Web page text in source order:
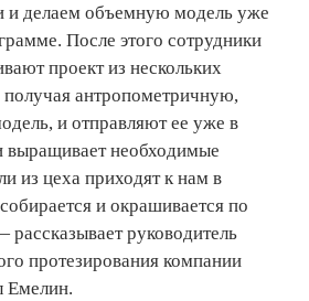
делаем объемную модель уже
После этого сотрудники
проект из нескольких
получая антропометричную,
и отправляют ее уже в
выращивает необходимые
из цеха приходят к нам в
и окрашивается по
рассказывает руководитель
протезирования компании
Емелин.